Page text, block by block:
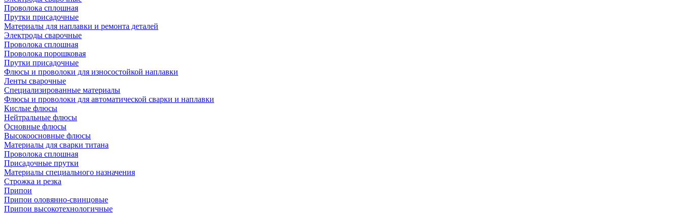
Проволока сплошная
Прутки присадочные
Материалы для наплавки и ремонта деталей
Электроды сварочные
Проволока сплошная
Проволока порошковая
Прутки присадочные
Флюсы и проволоки для износостойкой наплавки
Ленты сварочные
Специализированные материалы
Флюсы и проволоки для автоматической сварки и наплавки
Кислые флюсы
Нейтральные флюсы
Основные флюсы
Высокоосновные флюсы
Материалы для сварки титана
Проволока сплошная
Присадочные прутки
Материалы специального назначения
Строжка и резка
Припои
Припои оловянно-свинцовые
Припои высокотехнологичные